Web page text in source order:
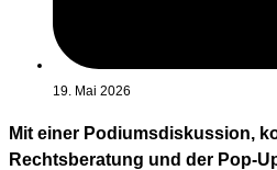
19. Mai 2026
Mit einer Podiumsdiskussion,
Rechtsberatung und der Pop-